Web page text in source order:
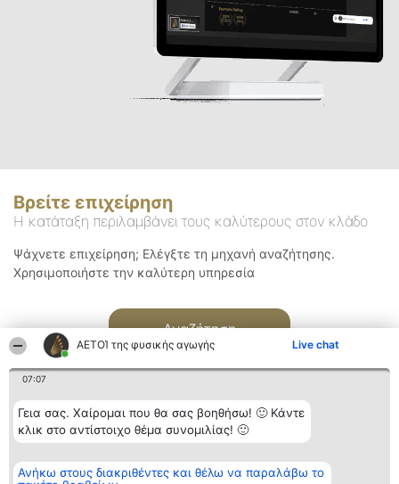
ΑΕΤΟΊ της φυσικής αγωγής Live chat
07:07
Γεια σας. Χαίρομαι που θα σας βοηθήσω! 🙂 Κάντε
κλικ στο αντίστοιχο θέμα συνομιλίας! 🙂
Ανήκω στους διακριθέντες και θέλω να παραλάβω το
Βρείτε επιχείρηση
Η κατάταξη περιλαμβάνει τους καλύτερους στον κλάδο
Ψάχνετε επιχείρηση; Ελέγξτε τη μηχανή αναζήτησης.
Χρησιμοποιήστε την καλύτερη υπηρεσία
Αναζήτηση
Διοργανωτής της
κατάταξης
Κατάταξη
Διακριθέντες
Επικοινωνία
Επικοινωνία